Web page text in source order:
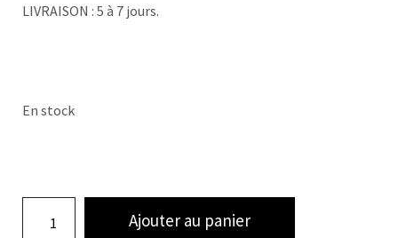
LIVRAISON : 5 à 7 jours.
En stock
Ajouter au panier